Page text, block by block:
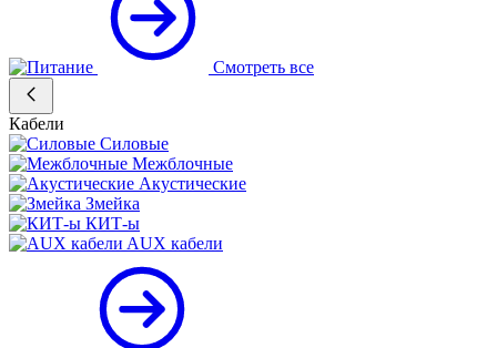
Смотреть все
Кабели
Силовые
Межблочные
Акустические
Змейка
КИТ-ы
AUX кабели